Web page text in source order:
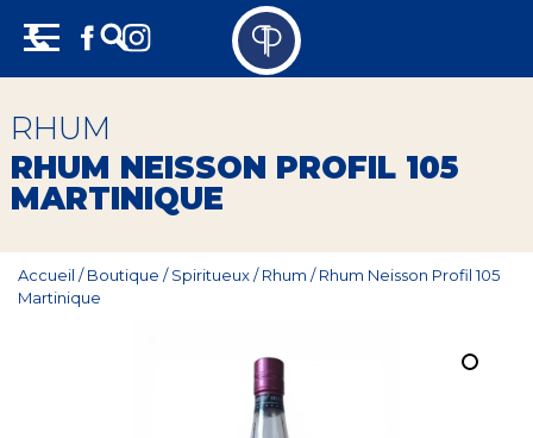
content
RHUM
RHUM NEISSON PROFIL 105
MARTINIQUE
Accueil /Boutique /Spiritueux/Rhum /Rhum Neisson Profil 105
Martinique
Champagne
Whisky
Rhum
Panneau de gestion des cookies